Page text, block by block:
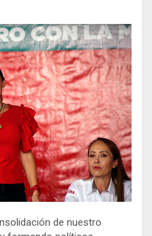
de nuestro